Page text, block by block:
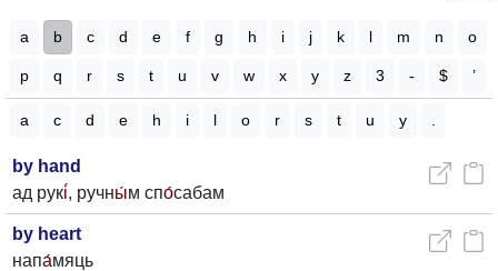
a b c d e f g h i j k l m n o
p q r s t u v w x y z 3 - $ ’
a c d e h i l o r s t u y
by hand
ад рукі́, ручны́м спо́сабам
by heart
напа́мяць